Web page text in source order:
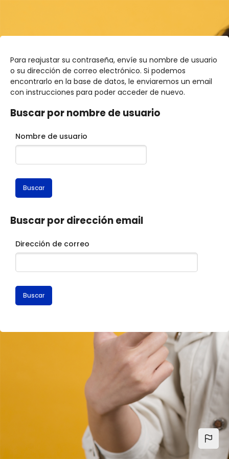
Salta al contenido principal
Para reajustar su contraseña, envíe su nombre de usuario
o su dirección de correo electrónico. Si podemos
encontrarlo en la base de datos, le enviaremos un email
con instrucciones para poder acceder de nuevo.
Buscar por nombre de usuario
Buscar por nombre de usuario
Nombre de usuario
Buscar por dirección email
Buscar por dirección email
Dirección de correo